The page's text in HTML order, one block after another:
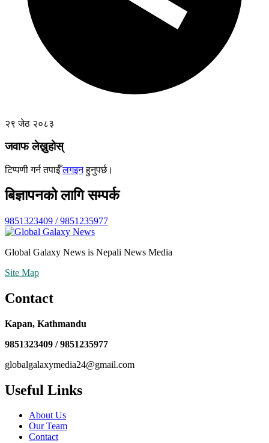
२९ जेठ २०८३
जवाफ लेख्नुहोस्
टिप्पणी गर्न तपाईँलगइनहुनुपर्छ।
बिज्ञापनको लागि सम्पर्क
9851323409 / 9851235977
Global Galaxy News is Nepali News Media
Site Map
Contact
Kapan, Kathmandu
9851323409 / 9851235977
globalgalaxymedia24@gmail.com
Useful Links
About Us
Our Team
Contact